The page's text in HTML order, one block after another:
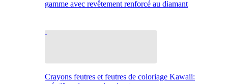
gamme avec revêtement renforcé au diamant
Crayons feutres et feutres de coloriage Kawaii: